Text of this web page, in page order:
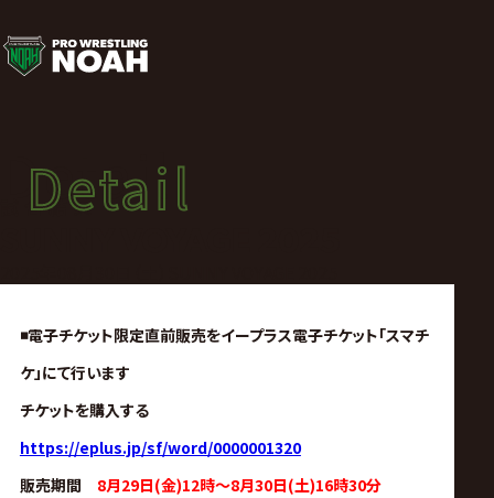
試
合
結
果
|
プ
ロ
レ
Detail
試合結果
Detail
◾️電子チケット限定直前販売をイープラス電子チケット「スマチ
ケ」にて行います
チケットを購入する
https://eplus.jp/sf/word/0000001320
販売期間 8月29日(金)12時～8月30日(土)16時30分